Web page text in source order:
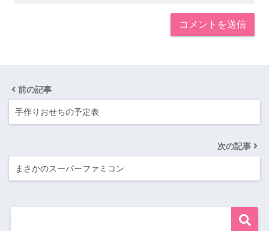
前の記事
手作りおせちの予定表
次の記事
まさかのスーパーファミコン